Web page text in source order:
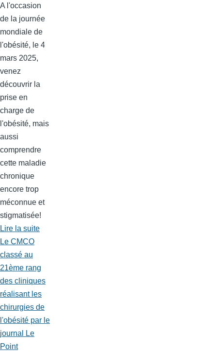
A l'occasion
de la journée
mondiale de
l'obésité, le 4
mars 2025,
venez
découvrir la
prise en
charge de
l'obésité, mais
aussi
comprendre
cette maladie
chronique
encore trop
méconnue et
stigmatisée!
Lire la suite
Le CMCO
classé au
21ème rang
des cliniques
réalisant les
chirurgies de
l'obésité par le
journal Le
Point